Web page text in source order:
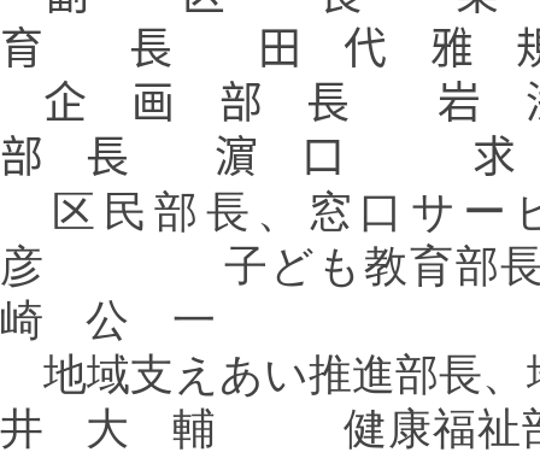
育 長 田 代 雅
企 画 部 長
部 長 濵 口 求
区民部長、窓口サー
彦子ども教育部
崎 公 一
地域支えあい推進部長
井 大 輔健康福祉